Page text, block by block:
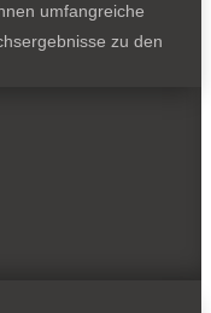
umfangreiche
zu den